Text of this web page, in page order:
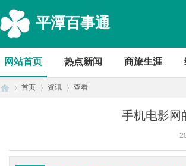
平潭百事通
网站首页 热点新闻 商旅生涯
首页 资讯 查看
手机电影网